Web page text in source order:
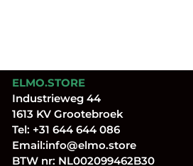
ELMO.STORE
Industrieweg 44
1613 KV Grootebroek
Tel: +31 644 644 086
Email:info@elmo.store
BTW nr: NL002099462B30